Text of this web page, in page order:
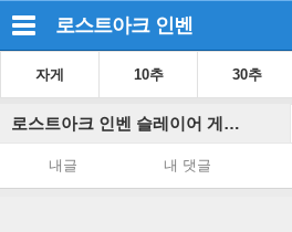
로스트아크 인벤
자게 10추 30추
로스트아크 인벤 슬레이어 게시판
내글 내 댓글